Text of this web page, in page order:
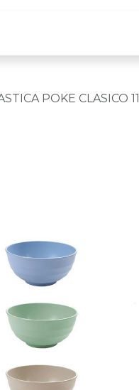
POKE CLASICO